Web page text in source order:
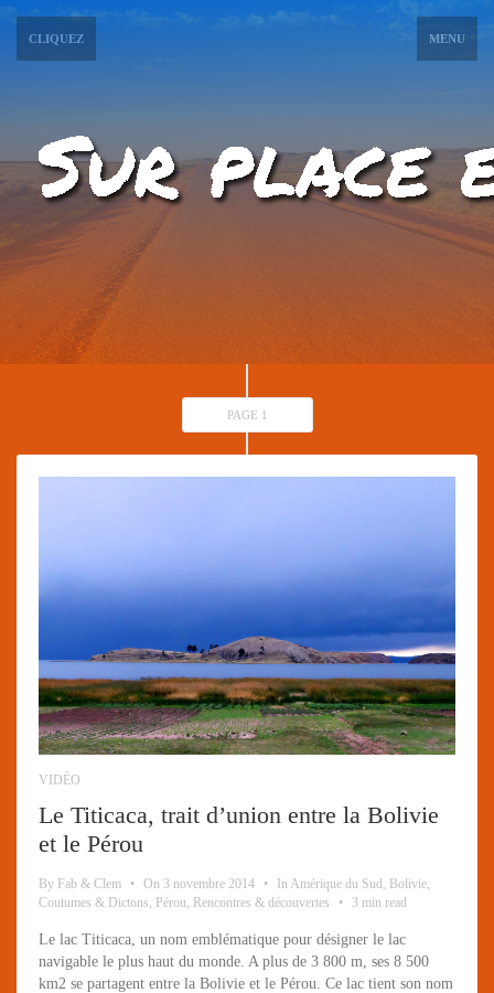
CLIQUEZ MENU
PAGE 1
VIDÉO
Le Titicaca, trait d’union entre la Bolivie
et le Pérou
By Fab & Clem • On 3 novembre 2014 • In Amérique du Sud Bolivie
Coutumes & Dictons Pérou Rencontres & découvertes • 3 min read
Le lac Titicaca, un nom emblématique pour désigner le lac
navigable le plus haut du monde. A plus de 3 800 m, ses 8 500
km2 se partagent entre la Bolivie et le Pérou. Ce lac tient son nom